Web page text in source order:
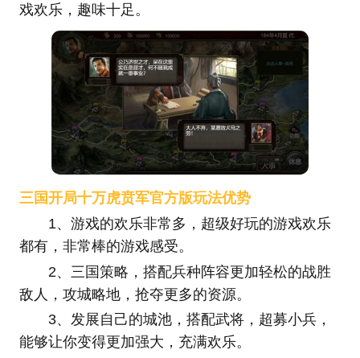
戏欢乐，趣味十足。
三国开局十万虎贲军官方版玩法优势
1、游戏的欢乐非常多，超级好玩的游戏欢乐
都有，非常棒的游戏感受。
2、三国策略，搭配兵种阵容更加轻松的战胜
敌人，攻城略地，抢夺更多的资源。
3、发展自己的城池，搭配武将，超募小兵，
能够让你变得更加强大，充满欢乐。